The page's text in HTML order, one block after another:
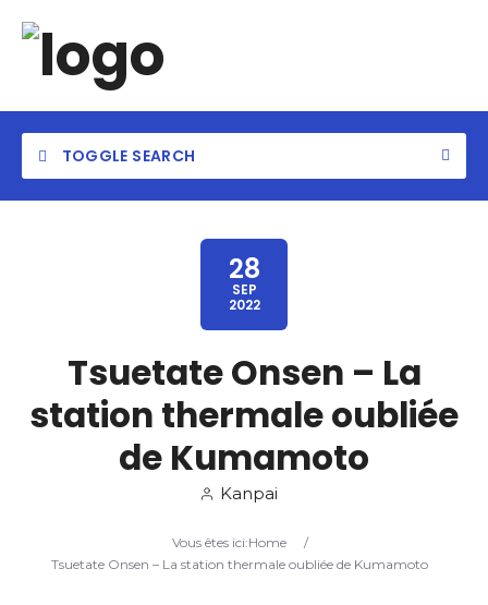
TOGGLE SEARCH
Search
28
SEP
2022
Tsuetate Onsen – La
station thermale oubliée
de Kumamoto
Kanpai
Vous êtes ici:Home
/
Tsuetate Onsen – La station thermale oubliée de Kumamoto